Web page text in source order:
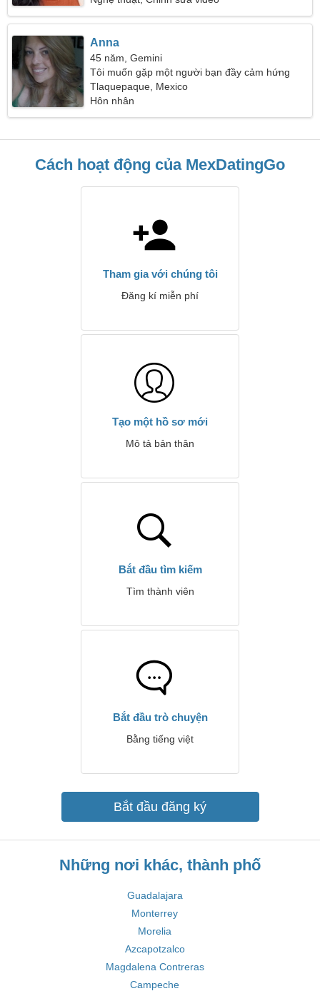
Anna
45 năm, Gemini
Tôi muốn gặp một người bạn đầy cảm hứng
Tlaquepaque, Mexico
Hôn nhân
Cách hoạt động của MexDatingGo
Tham gia với chúng tôi
Đăng kí miễn phí
Tạo một hồ sơ mới
Mô tả bản thân
Bắt đầu tìm kiếm
Tìm thành viên
Bắt đầu trò chuyện
Bằng tiếng việt
Bắt đầu đăng ký
Những nơi khác, thành phố
Guadalajara
Monterrey
Morelia
Azcapotzalco
Magdalena Contreras
Campeche